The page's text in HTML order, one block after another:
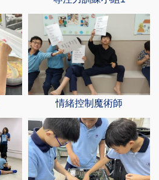
情緒控制魔術師